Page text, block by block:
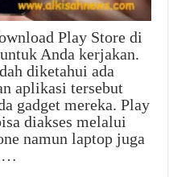
Play Store di
Anda kerjakan.
diketahui ada
aplikasi tersebut
gadget mereka. Play
diakses melalui
namun laptop juga
…